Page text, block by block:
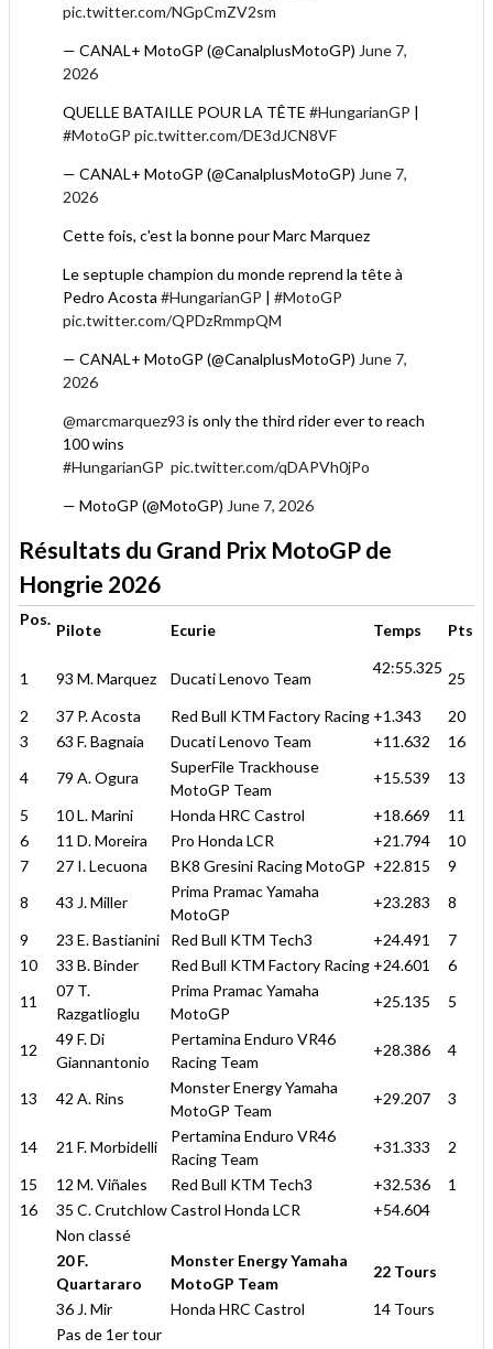
pic.twitter.com/NGpCmZV2sm
— CANAL+ MotoGP (@CanalplusMotoGP) June 7,
2026
QUELLE BATAILLE POUR LA TÊTE #HungarianGP |
#MotoGP pic.twitter.com/DE3dJCN8VF
— CANAL+ MotoGP (@CanalplusMotoGP) June 7,
2026
Cette fois, c'est la bonne pour Marc Marquez
Le septuple champion du monde reprend la tête à
Pedro Acosta #HungarianGP | #MotoGP
pic.twitter.com/QPDzRmmpQM
— CANAL+ MotoGP (@CanalplusMotoGP) June 7,
2026
@marcmarquez93 is only the third rider ever to reach
100 wins
#HungarianGP pic.twitter.com/qDAPVh0jPo
— MotoGP (@MotoGP) June 7, 2026
Résultats du Grand Prix MotoGP de
Hongrie 2026
Pos.
Pilote Ecurie Temps Pts
1 93 M. Marquez Ducati Lenovo Team
42:55.325
25
2
37 P. Acosta Red Bull KTM Factory Racing +1.343
20
3
63 F. Bagnaia Ducati Lenovo Team +11.632
16
4
79 A. Ogura
SuperFile Trackhouse
MotoGP Team
+15.539
13
5
10 L. Marini Honda HRC Castrol +18.669
11
6
11 D. Moreira Pro Honda LCR +21.794
10
7
27 I. Lecuona BK8 Gresini Racing MotoGP +22.815
9
8
43 J. Miller
Prima Pramac Yamaha
MotoGP
+23.283
8
9
23 E. Bastianini Red Bull KTM Tech3 +24.491
7
10
33 B. Binder Red Bull KTM Factory Racing +24.601
6
11
07 T.
Razgatlioglu
Prima Pramac Yamaha
MotoGP
+25.135 5
12
49 F. Di
Giannantonio
Pertamina Enduro VR46
Racing Team
+28.386 4
13 42 A. Rins
Monster Energy Yamaha
MotoGP Team
+29.207 3
14 21 F. Morbidelli
Pertamina Enduro VR46
Racing Team
+31.333
2
15
12 M. Viñales Red Bull KTM Tech3 +32.536
1
16
35 C. CrutchlowCastrol Honda LCR
+54.604
Non classé
20 F.
Quartararo
Monster Energy Yamaha
MotoGP Team
22 Tours
36 J. Mir
Honda HRC Castrol
14 Tours
Pas de 1er tour